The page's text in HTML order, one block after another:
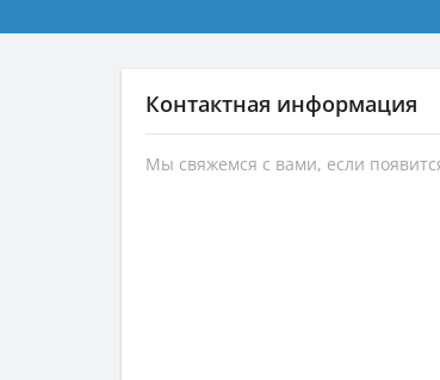
Контактная информация
Мы свяжемся с вами, если